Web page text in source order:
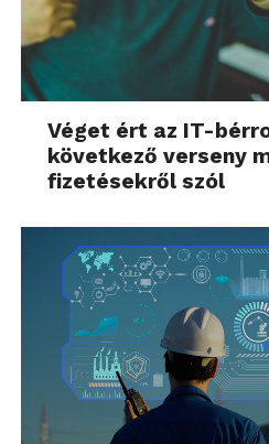
Véget ért az IT-
következő verseny
fizetésekről szól